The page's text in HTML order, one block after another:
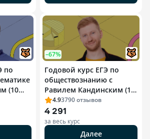
по
(10
–67%
Годовой курс ЕГЭ по
обществознанию с
Равилем Кандинским (10
класс)
4.93790отзывов
4 291
за весь курс
Далее